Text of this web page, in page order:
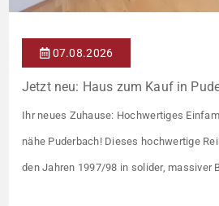
07.08.2026
Jetzt neu: Haus zum Kauf in
Ihr neues Zuhause: Hochwertiges
nähe Puderbach! Dieses hochwertige
den Jahren 1997/98 in solider, massiver